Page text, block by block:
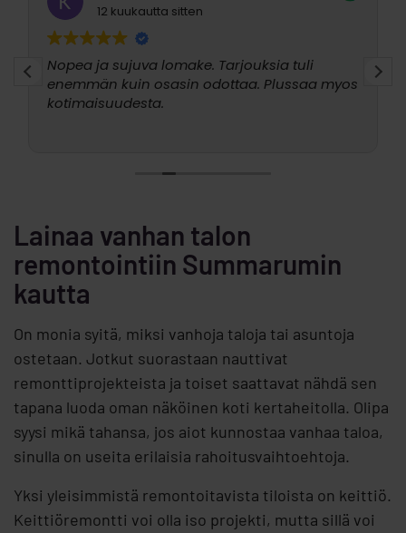
12 kuukautta sitten
Nopea ja sujuva lomake. Tarjouksia tuli
enemmän kuin osasin odottaa. Plussaa myos
kotimaisuudesta.
Lainaa vanhan talon
remontointiin Summarumin
kautta
On monia syitä, miksi vanhoja taloja tai asuntoja
ostetaan. Jotkut suorastaan nauttivat
remonttiprojekteista ja toiset saattavat nähdä sen
tapana luoda oman näköinen koti kertaheitolla. Olipa
syysi mikä tahansa, jos aiot kunnostaa vanhaa taloa,
sinulla on useita erilaisia rahoitusvaihtoehtoja.
Yksi yleisimmistä remontoitavista tiloista on keittiö.
Keittiöremontti voi olla iso projekti, mutta sillä voi